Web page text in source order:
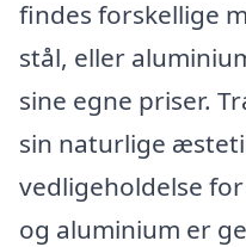
findes forskellige
stål, eller
sine egne priser.
sin naturlige
vedligeholdelse
og aluminium er